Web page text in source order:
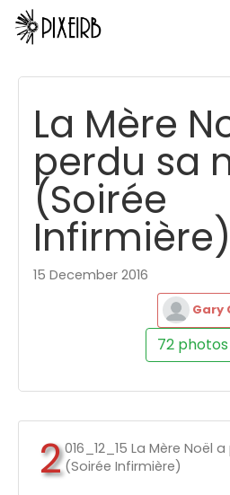
La Mère
perdu sa
(Soirée
Infirmière)
15 December 2016
Gary
72 photos
2016_12_15 La Mère Noël
(Soirée Infirmière)